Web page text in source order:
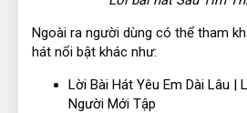
Ngoài ra người dùng có thể tham
hát nổi bật khác như:
Lời Bài Hát Yêu Em Dài Lâu |
Người Mới Tập